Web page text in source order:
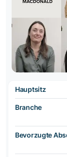
Hauptsitz
Branche
Bevorzugte